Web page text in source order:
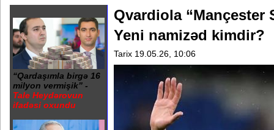
“Qardaşımla birgə 16
milyon vermişik” -
Tale Heydərovun
ifadəsi oxundu
Qvardiola “Mançester
Yeni namizəd kimdir?
Tarix 19.05.26, 10:06